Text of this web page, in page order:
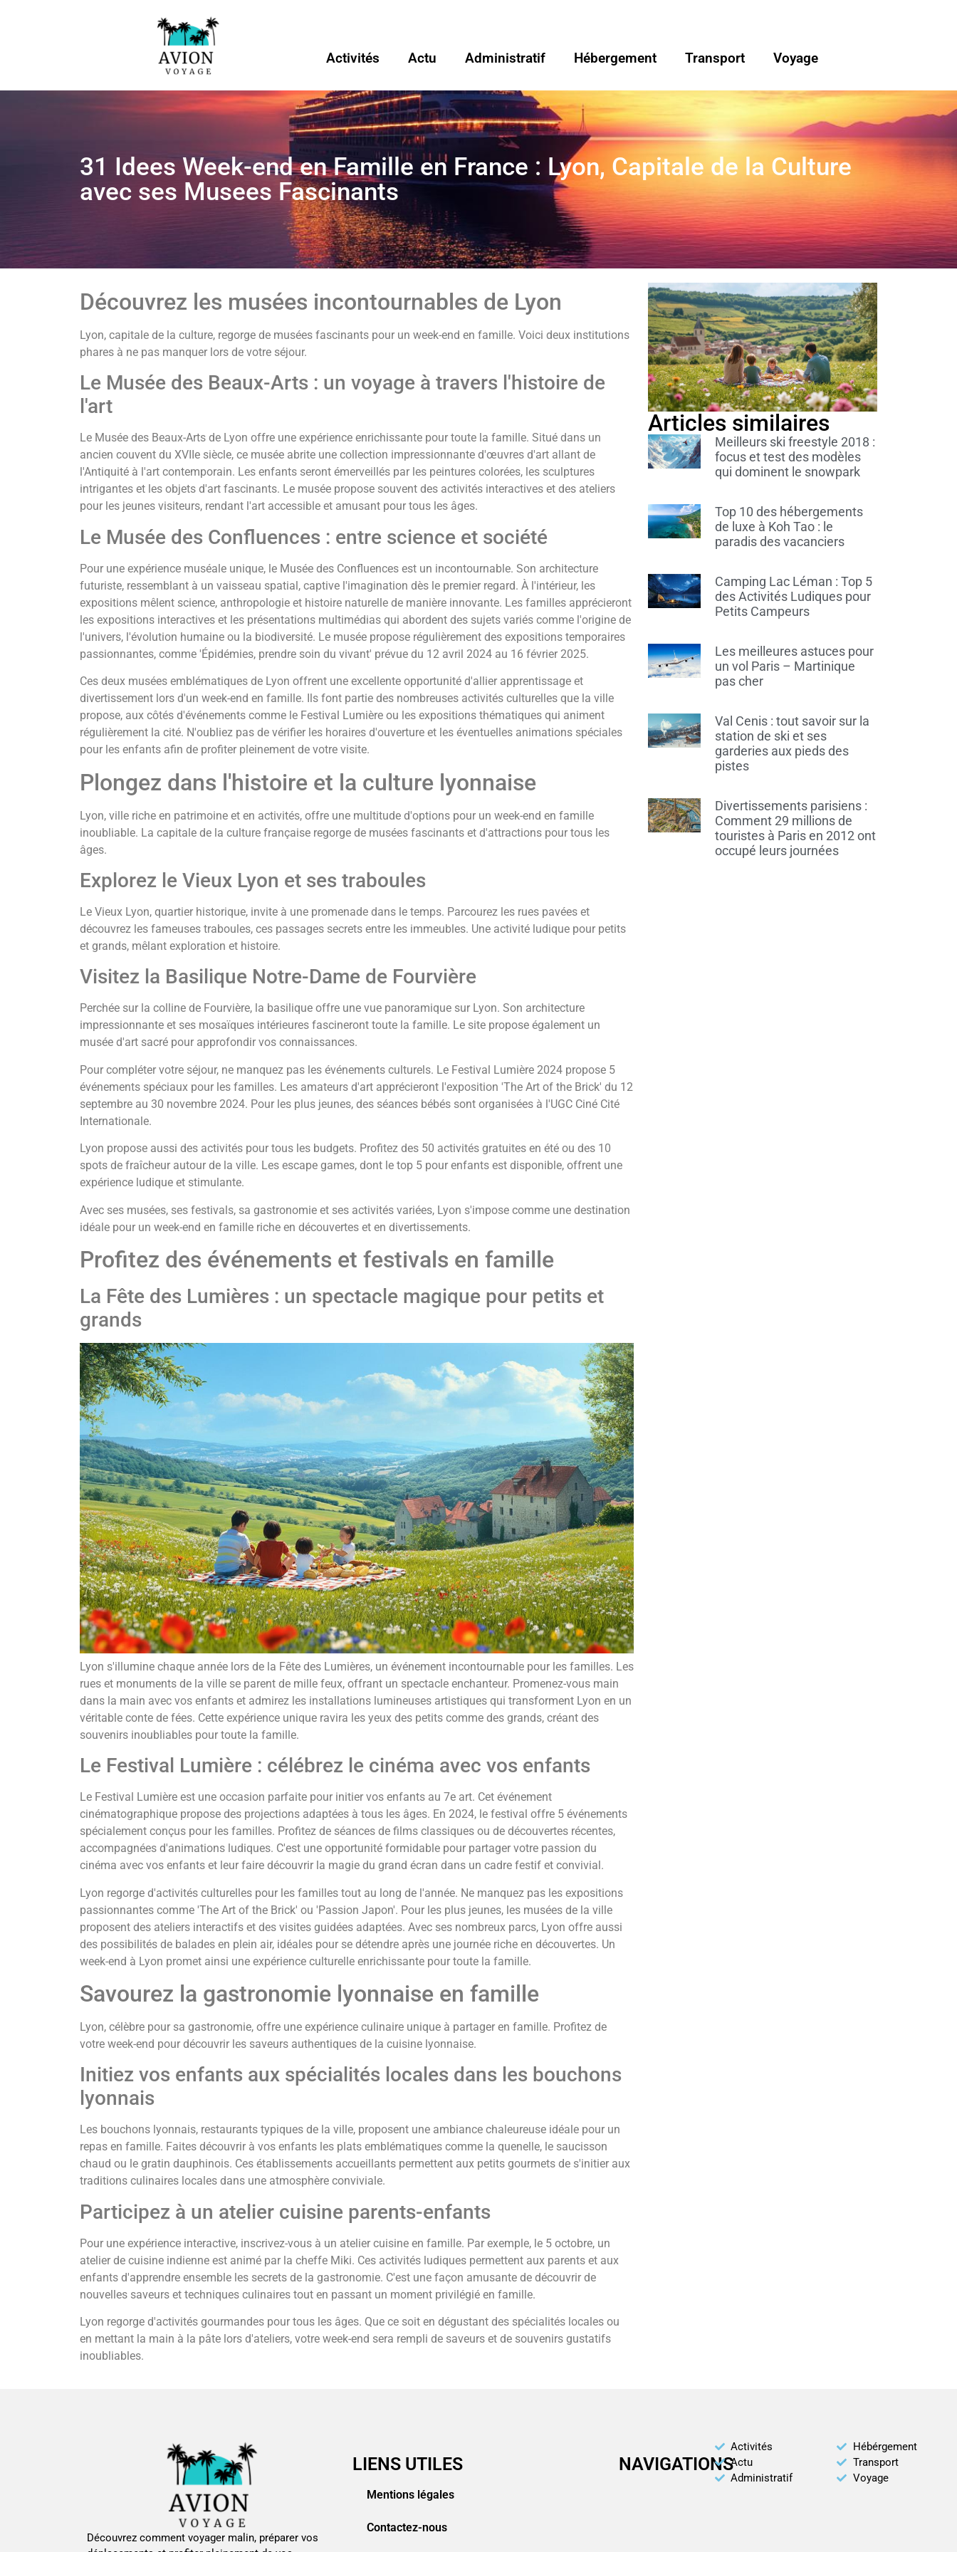
Activités Actu Administratif Hébergement Transport Voyage
31 Idees Week-end en Famille en France : Lyon, Capitale de la Culture
avec ses Musees Fascinants
Découvrez les musées incontournables de Lyon
Lyon, capitale de la culture, regorge de musées fascinants pour un week-end en famille. Voici deux institutions
phares à ne pas manquer lors de votre séjour.
Le Musée des Beaux-Arts : un voyage à travers l'histoire de
l'art
Le Musée des Beaux-Arts de Lyon offre une expérience enrichissante pour toute la famille. Situé dans un
ancien couvent du XVIIe siècle, ce musée abrite une collection impressionnante d'œuvres d'art allant de
l'Antiquité à l'art contemporain. Les enfants seront émerveillés par les peintures colorées, les sculptures
intrigantes et les objets d'art fascinants. Le musée propose souvent des activités interactives et des ateliers
pour les jeunes visiteurs, rendant l'art accessible et amusant pour tous les âges.
Le Musée des Confluences : entre science et société
Pour une expérience muséale unique, le Musée des Confluences est un incontournable. Son architecture
futuriste, ressemblant à un vaisseau spatial, captive l'imagination dès le premier regard. À l'intérieur, les
expositions mêlent science, anthropologie et histoire naturelle de manière innovante. Les familles apprécieront
les expositions interactives et les présentations multimédias qui abordent des sujets variés comme l'origine de
l'univers, l'évolution humaine ou la biodiversité. Le musée propose régulièrement des expositions temporaires
passionnantes, comme 'Épidémies, prendre soin du vivant' prévue du 12 avril 2024 au 16 février 2025.
Ces deux musées emblématiques de Lyon offrent une excellente opportunité d'allier apprentissage et
divertissement lors d'un week-end en famille. Ils font partie des nombreuses activités culturelles que la ville
propose, aux côtés d'événements comme le Festival Lumière ou les expositions thématiques qui animent
régulièrement la cité. N'oubliez pas de vérifier les horaires d'ouverture et les éventuelles animations spéciales
pour les enfants afin de profiter pleinement de votre visite.
Plongez dans l'histoire et la culture lyonnaise
Lyon, ville riche en patrimoine et en activités, offre une multitude d'options pour un week-end en famille
inoubliable. La capitale de la culture française regorge de musées fascinants et d'attractions pour tous les
âges.
Explorez le Vieux Lyon et ses traboules
Le Vieux Lyon, quartier historique, invite à une promenade dans le temps. Parcourez les rues pavées et
découvrez les fameuses traboules, ces passages secrets entre les immeubles. Une activité ludique pour petits
et grands, mêlant exploration et histoire.
Visitez la Basilique Notre-Dame de Fourvière
Perchée sur la colline de Fourvière, la basilique offre une vue panoramique sur Lyon. Son architecture
impressionnante et ses mosaïques intérieures fascineront toute la famille. Le site propose également un
musée d'art sacré pour approfondir vos connaissances.
Pour compléter votre séjour, ne manquez pas les événements culturels. Le Festival Lumière 2024 propose 5
événements spéciaux pour les familles. Les amateurs d'art apprécieront l'exposition 'The Art of the Brick' du 12
septembre au 30 novembre 2024. Pour les plus jeunes, des séances bébés sont organisées à l'UGC Ciné Cité
Internationale.
Lyon propose aussi des activités pour tous les budgets. Profitez des 50 activités gratuites en été ou des 10
spots de fraîcheur autour de la ville. Les escape games, dont le top 5 pour enfants est disponible, offrent une
expérience ludique et stimulante.
Avec ses musées, ses festivals, sa gastronomie et ses activités variées, Lyon s'impose comme une destination
idéale pour un week-end en famille riche en découvertes et en divertissements.
Profitez des événements et festivals en famille
La Fête des Lumières : un spectacle magique pour petits et
grands
Lyon s'illumine chaque année lors de la Fête des Lumières, un événement incontournable pour les familles. Les
rues et monuments de la ville se parent de mille feux, offrant un spectacle enchanteur. Promenez-vous main
dans la main avec vos enfants et admirez les installations lumineuses artistiques qui transforment Lyon en un
véritable conte de fées. Cette expérience unique ravira les yeux des petits comme des grands, créant des
souvenirs inoubliables pour toute la famille.
Le Festival Lumière : célébrez le cinéma avec vos enfants
Le Festival Lumière est une occasion parfaite pour initier vos enfants au 7e art. Cet événement
cinématographique propose des projections adaptées à tous les âges. En 2024, le festival offre 5 événements
spécialement conçus pour les familles. Profitez de séances de films classiques ou de découvertes récentes,
accompagnées d'animations ludiques. C'est une opportunité formidable pour partager votre passion du
cinéma avec vos enfants et leur faire découvrir la magie du grand écran dans un cadre festif et convivial.
Lyon regorge d'activités culturelles pour les familles tout au long de l'année. Ne manquez pas les expositions
passionnantes comme 'The Art of the Brick' ou 'Passion Japon'. Pour les plus jeunes, les musées de la ville
proposent des ateliers interactifs et des visites guidées adaptées. Avec ses nombreux parcs, Lyon offre aussi
des possibilités de balades en plein air, idéales pour se détendre après une journée riche en découvertes. Un
week-end à Lyon promet ainsi une expérience culturelle enrichissante pour toute la famille.
Savourez la gastronomie lyonnaise en famille
Lyon, célèbre pour sa gastronomie, offre une expérience culinaire unique à partager en famille. Profitez de
votre week-end pour découvrir les saveurs authentiques de la cuisine lyonnaise.
Initiez vos enfants aux spécialités locales dans les bouchons
lyonnais
Les bouchons lyonnais, restaurants typiques de la ville, proposent une ambiance chaleureuse idéale pour un
repas en famille. Faites découvrir à vos enfants les plats emblématiques comme la quenelle, le saucisson
chaud ou le gratin dauphinois. Ces établissements accueillants permettent aux petits gourmets de s'initier aux
traditions culinaires locales dans une atmosphère conviviale.
Participez à un atelier cuisine parents-enfants
Pour une expérience interactive, inscrivez-vous à un atelier cuisine en famille. Par exemple, le 5 octobre, un
atelier de cuisine indienne est animé par la cheffe Miki. Ces activités ludiques permettent aux parents et aux
enfants d'apprendre ensemble les secrets de la gastronomie. C'est une façon amusante de découvrir de
nouvelles saveurs et techniques culinaires tout en passant un moment privilégié en famille.
Lyon regorge d'activités gourmandes pour tous les âges. Que ce soit en dégustant des spécialités locales ou
en mettant la main à la pâte lors d'ateliers, votre week-end sera rempli de saveurs et de souvenirs gustatifs
inoubliables.
Articles similaires
Meilleurs ski freestyle 2018 :
focus et test des modèles
qui dominent le snowpark
Top 10 des hébergements
de luxe à Koh Tao : le
paradis des vacanciers
Camping Lac Léman : Top 5
des Activités Ludiques pour
Petits Campeurs
Les meilleures astuces pour
un vol Paris – Martinique
pas cher
Val Cenis : tout savoir sur la
station de ski et ses
garderies aux pieds des
pistes
Divertissements parisiens :
Comment 29 millions de
touristes à Paris en 2012 ont
occupé leurs journées
Découvrez comment voyager malin, préparer vos
LIENS UTILES
Mentions légales
Contactez-nous
NAVIGATIONS
Activités
Actu
Administratif
Hébérgement
Transport
Voyage